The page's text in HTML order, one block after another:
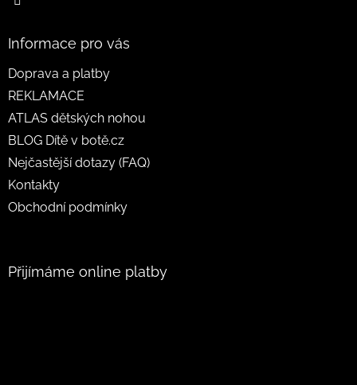
Informace pro vás
Doprava a platby
REKLAMACE
ATLAS dětských nohou
BLOG Dítě v botě.cz
Nejčastější dotazy (FAQ)
Kontakty
Obchodní podmínky
Přijímáme online platby